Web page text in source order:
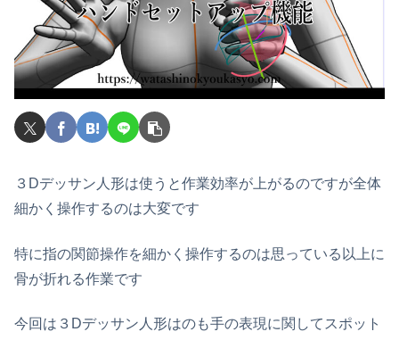
３Dデッサン人形は使うと作業効率が上がるのですが全体
細かく操作するのは大変です
特に指の関節操作を細かく操作するのは思っている以上に
骨が折れる作業です
今回は３Dデッサン人形はのも手の表現に関してスポット